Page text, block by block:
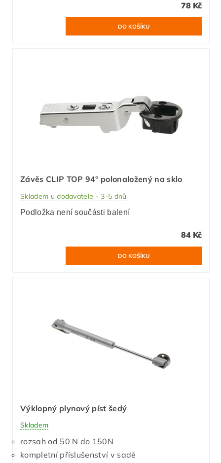
78 Kč
Závěs CLIP TOP 94° polonaložený na sklo
Skladem u dodavatele - 3-5 dnů
Podložka není součásti balení
84 Kč
Výklopný plynový píst šedý
Skladem
rozsah od 50 N do 150N
kompletní příslušenství v sadě